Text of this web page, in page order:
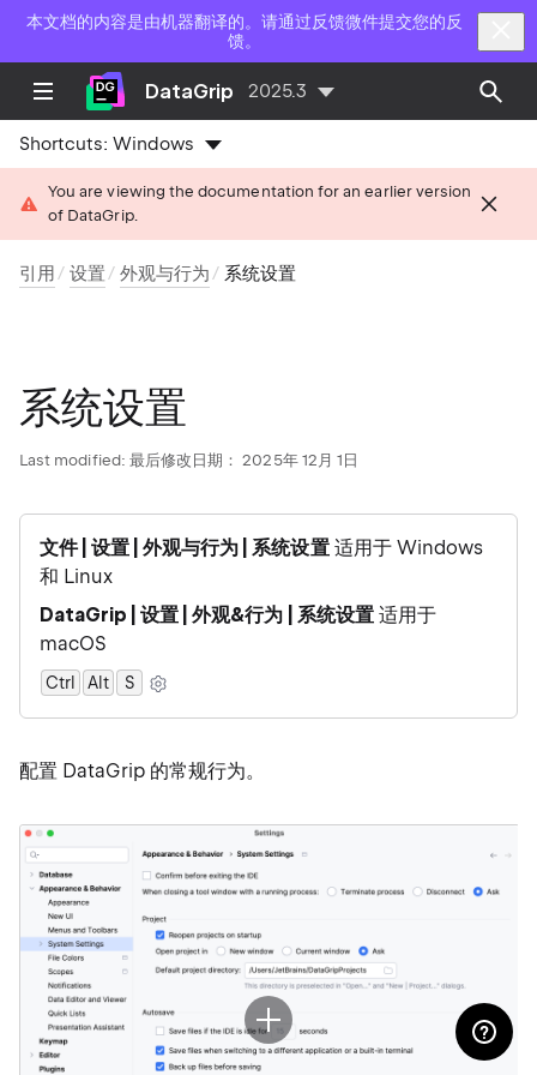
本文档的内容是由机器翻译的。请通过反馈微件提交您的反
馈。
DataGrip 2025.3
Shortcuts:Windows
You are viewing the documentation for an earlier version
of DataGrip.
引用 设置 外观与行为 系统设置
系统设置
Last modified: 最后修改日期： 2025年 12月 1日
文件 | 设置 | 外观与行为 | 系统设置适用于 Windows
和 Linux
DataGrip | 设置 | 外观&行为 | 系统设置适用于
macOS
Ctrl Alt 0
S
配置 DataGrip 的常规行为。